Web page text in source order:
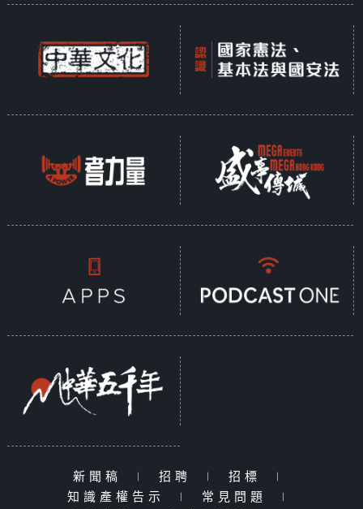
新聞稿 | 招聘 | 招標
|
知識產權告示
| 常見問題
|